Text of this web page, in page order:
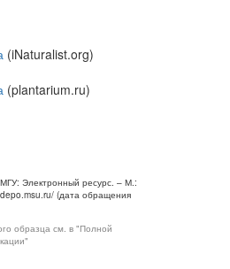
(iNaturalist.org)
(plantarium.ru)
Электронный ресурс. – М.:
(дата обращения
образца см. в "Полной